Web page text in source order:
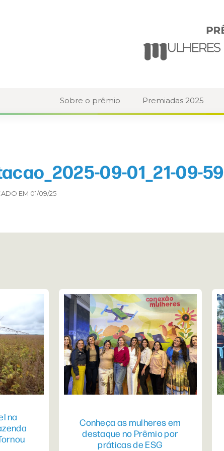
Sobre o prêmio Premiadas 2025
09-01_21-09-59
EM 01/09/25
na
Conheça as mulheres em
destaque no Prêmio por
práticas de ESG